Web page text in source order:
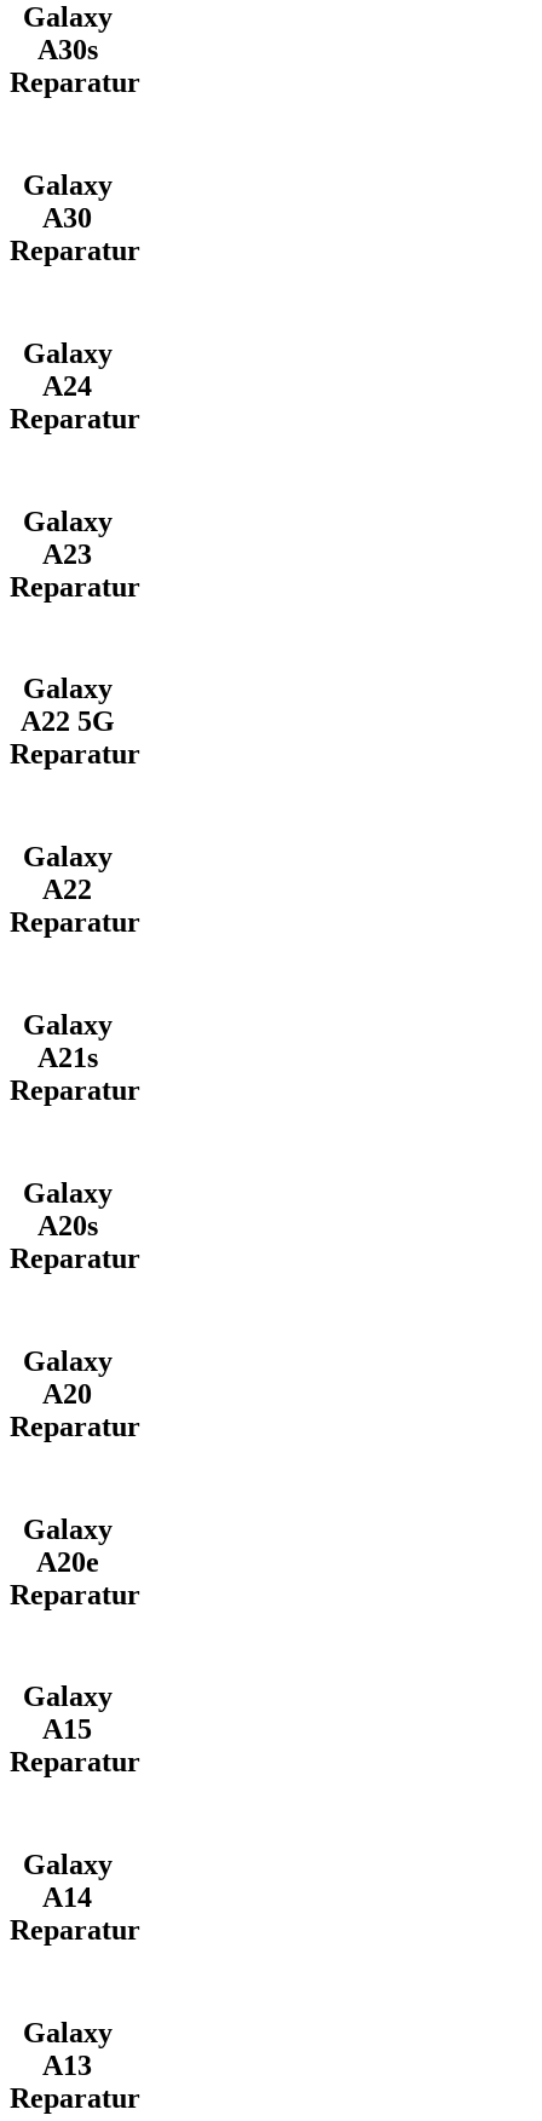
Galaxy
A30s
Reparatur
Galaxy
A30
Reparatur
Galaxy
A24
Reparatur
Galaxy
A23
Reparatur
Galaxy
A22 5G
Reparatur
Galaxy
A22
Reparatur
Galaxy
A21s
Reparatur
Galaxy
A20s
Reparatur
Galaxy
A20
Reparatur
Galaxy
A20e
Reparatur
Galaxy
A15
Reparatur
Galaxy
A14
Reparatur
Galaxy
A13
Reparatur